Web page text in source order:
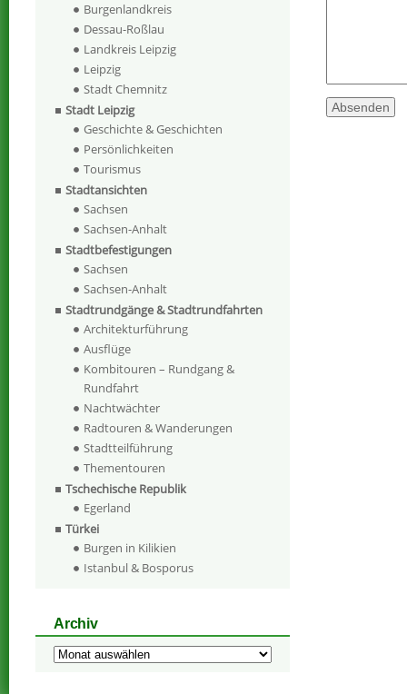
Burgenlandkreis
Dessau-Roßlau
Landkreis Leipzig
Leipzig
Stadt Chemnitz
Stadt Leipzig
Geschichte & Geschichten
Persönlichkeiten
Tourismus
Stadtansichten
Sachsen
Sachsen-Anhalt
Stadtbefestigungen
Sachsen
Sachsen-Anhalt
Stadtrundgänge & Stadtrundfahrten
Architekturführung
Ausflüge
Kombitouren – Rundgang &
Rundfahrt
Nachtwächter
Radtouren & Wanderungen
Stadtteilführung
Thementouren
Tschechische Republik
Egerland
Türkei
Burgen in Kilikien
Istanbul & Bosporus
Archiv
Archiv